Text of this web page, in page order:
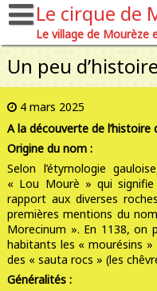
Le cirque de
Le village de Mourèze
Un peu d’histoire
4 mars 2025
A la découverte de l’histoire
Origine du nom :
Selon l’étymologie
« Lou Mourè » qui
rapport aux diverses
premières mentions du
Morecinum ». En 1138, on
habitants les « mourésins
des « sauta rocs » (les
Généralités :